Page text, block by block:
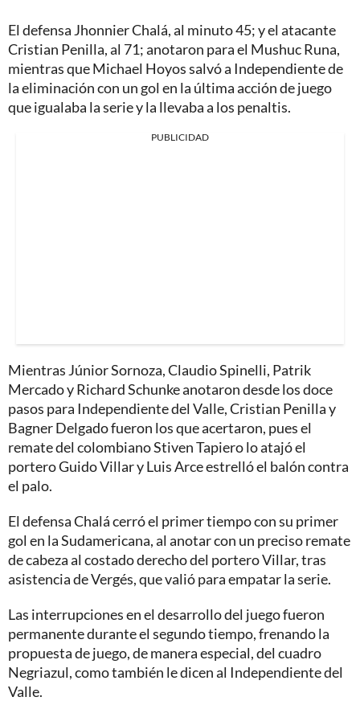
El defensa Jhonnier Chalá, al minuto 45; y el atacante
Cristian Penilla, al 71; anotaron para el Mushuc Runa,
mientras que Michael Hoyos salvó a Independiente de
la eliminación con un gol en la última acción de juego
que igualaba la serie y la llevaba a los penaltis.
PUBLICIDAD
Mientras Júnior Sornoza, Claudio Spinelli, Patrik
Mercado y Richard Schunke anotaron desde los doce
pasos para Independiente del Valle, Cristian Penilla y
Bagner Delgado fueron los que acertaron, pues el
remate del colombiano Stiven Tapiero lo atajó el
portero Guido Villar y Luis Arce estrelló el balón contra
el palo.
El defensa Chalá cerró el primer tiempo con su primer
gol en la Sudamericana, al anotar con un preciso remate
de cabeza al costado derecho del portero Villar, tras
asistencia de Vergés, que valió para empatar la serie.
Las interrupciones en el desarrollo del juego fueron
permanente durante el segundo tiempo, frenando la
propuesta de juego, de manera especial, del cuadro
Negriazul, como también le dicen al Independiente del
Valle.